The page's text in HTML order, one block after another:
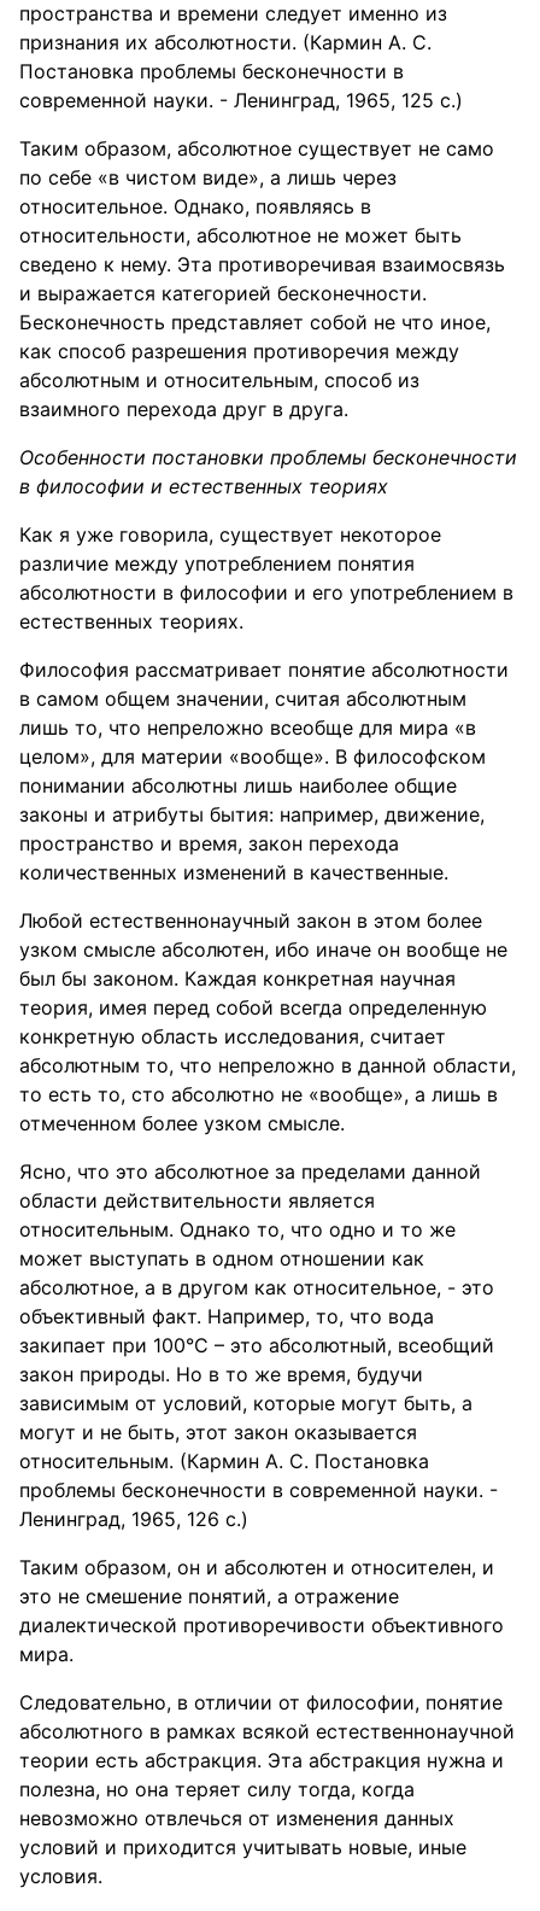
пространства и времени следует именно из
признания их абсолютности. (Кармин А. С.
Постановка проблемы бесконечности в
современной науки. - Ленинград, 1965, 125 с.)
Таким образом, абсолютное существует не само
по себе «в чистом виде», а лишь через
относительное. Однако, появляясь в
относительности, абсолютное не может быть
сведено к нему. Эта противоречивая взаимосвязь
и выражается категорией бесконечности.
Бесконечность представляет собой не что иное,
как способ разрешения противоречия между
абсолютным и относительным, способ из
взаимного перехода друг в друга.
Особенности постановки проблемы бесконечности
в философии и естественных теориях
Как я уже говорила, существует некоторое
различие между употреблением понятия
абсолютности в философии и его употреблением в
естественных теориях.
Философия рассматривает понятие абсолютности
в самом общем значении, считая абсолютным
лишь то, что непреложно всеобще для мира «в
целом», для материи «вообще». В философском
понимании абсолютны лишь наиболее общие
законы и атрибуты бытия: например, движение,
пространство и время, закон перехода
количественных изменений в качественные.
Любой естественнонаучный закон в этом более
узком смысле абсолютен, ибо иначе он вообще не
был бы законом. Каждая конкретная научная
теория, имея перед собой всегда определенную
конкретную область исследования, считает
абсолютным то, что непреложно в данной области,
то есть то, сто абсолютно не «вообще», а лишь в
отмеченном более узком смысле.
Ясно, что это абсолютное за пределами данной
области действительности является
относительным. Однако то, что одно и то же
может выступать в одном отношении как
абсолютное, а в другом как относительное, - это
объективный факт. Например, то, что вода
закипает при 100°С – это абсолютный, всеобщий
закон природы. Но в то же время, будучи
зависимым от условий, которые могут быть, а
могут и не быть, этот закон оказывается
относительным. (Кармин А. С. Постановка
проблемы бесконечности в современной науки. -
Ленинград, 1965, 126 с.)
Таким образом, он и абсолютен и относителен, и
это не смешение понятий, а отражение
диалектической противоречивости объективного
мира.
Следовательно, в отличии от философии, понятие
абсолютного в рамках всякой естественнонаучной
теории есть абстракция. Эта абстракция нужна и
полезна, но она теряет силу тогда, когда
невозможно отвлечься от изменения данных
условий и приходится учитывать новые, иные
условия.